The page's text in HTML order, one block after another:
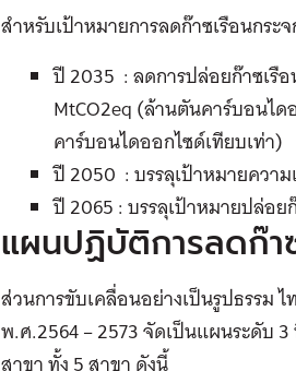
สำหรับเป้าหมายการลดก๊าซเรือนกร
ปี 2035 : ลดการปล่อยก๊าซเรือ
MtCO2eq (ล้านตันคาร์บอนไ
คาร์บอนไดออกไซด์เทียบเท่า)
ปี 2050 : บรรลุเป้าหมายควา
ปี 2065 : บรรลุเป้าหมายปล่อ
แผนปฏิบัติการลดก๊า
ส่วนการขับเคลื่อนอย่างเป็นรูปธรรม
พ.ศ.2564 – 2573 จัดเป็นแผนระดับ
สาขา ทั้ง 5 สาขา ดังนี้